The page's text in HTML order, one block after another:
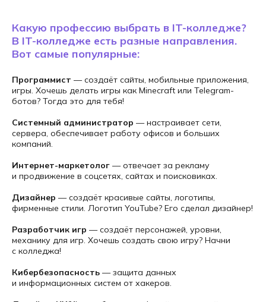
Какую профессию выбрать в IT-колледже?
В IT-колледже есть разные направления.
Вот самые популярные:
Программист — создаёт сайты, мобильные приложения,
игры. Хочешь делать игры как Minecraft или Telegram-
ботов? Тогда это для тебя!
Системный администратор — настраивает сети,
сервера, обеспечивает работу офисов и больших
компаний.
Интернет-маркетолог — отвечает за рекламу
и продвижение в соцсетях, сайтах и поисковиках.
Дизайнер — создаёт красивые сайты, логотипы,
фирменные стили. Логотип YouTube? Его сделал дизайнер!
Разработчик игр — создаёт персонажей, уровни,
механику для игр. Хочешь создать свою игру? Начни
с колледжа!
Кибербезопасность — защита данных
и информационных систем от хакеров.
ЗАПИШИТЕСЬ
НА БЕСПЛАТНУЮ
КОНСУЛЬТАЦИЮ
направления и расскажем
о формате обучения.